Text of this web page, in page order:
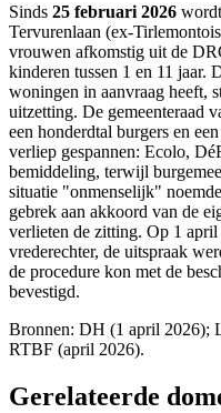
Sinds 25 februari 2026
Tervurenlaan (ex-
vrouwen afkomstig uit de
kinderen tussen 1 en 11 jaar.
woningen in aanvraag heeft,
uitzetting. De gemeenteraad
een honderdtal burgers en
verliep gespannen: Ecolo,
bemiddeling, terwijl
situatie "onmenselijk"
gebrek aan akkoord van de
verlieten de zitting. Op 1
vrederechter, de uitspraak
de procedure kon met de
bevestigd.
Bronnen: DH (1 april 2026);
RTBF (april 2026).
Gerelateerde